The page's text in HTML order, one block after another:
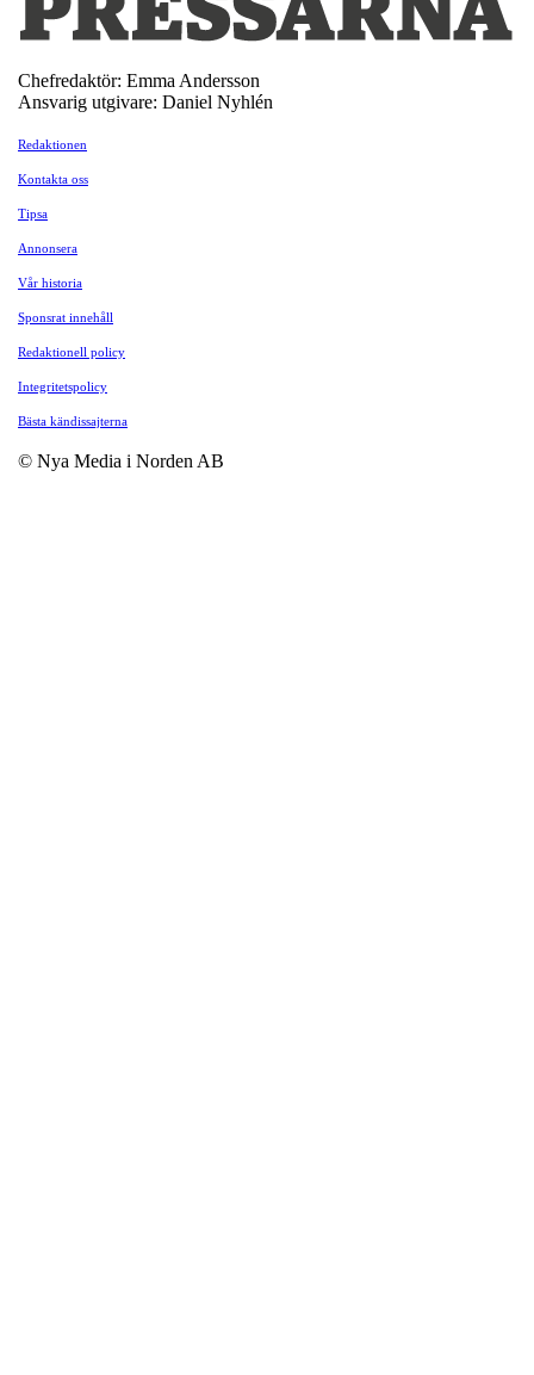
Chefredaktör: Emma Andersson
Ansvarig utgivare: Daniel Nyhlén
Redaktionen
Kontakta oss
Tipsa
Annonsera
Vår historia
Sponsrat innehåll
Redaktionell policy
Integritetspolicy
Bästa kändissajterna
© Nya Media i Norden AB